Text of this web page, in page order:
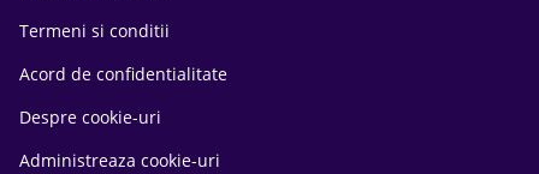
Termeni si conditii
Acord de confidentialitate
Despre cookie-uri
Administreaza cookie-uri